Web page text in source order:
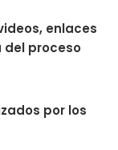
enlaces
proceso
por los